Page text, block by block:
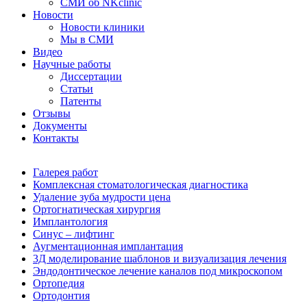
Новости
Новости клиники
Мы в СМИ
Видео
Научные работы
Диссертации
Статьи
Патенты
Отзывы
Документы
Контакты
Галерея работ
Комплексная стоматологическая диагностика
Удаление зуба мудрости цена
Ортогнатическая хирургия
Имплантология
Синус – лифтинг
Аугментационная имплантация
3Д моделирование шаблонов и визуализация лечения
Эндодонтическое лечение каналов под микроскопом
Ортопедия
Ортодонтия